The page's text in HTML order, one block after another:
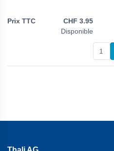
CHF 3.95
Disponible